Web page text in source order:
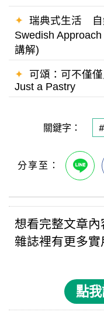
✦ 瑞典式生活 自
Swedish
講解)
✦ 可頌：可不僅
Just a Pastry
關鍵字：
想看完整文章內
雜誌裡有更多實
點